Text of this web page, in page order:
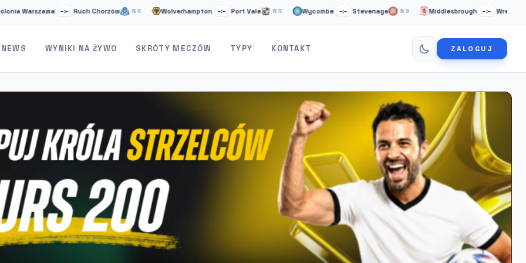
–:– Ruch Chorzów NS Wolverhampton –:– Port Vale NS Wycombe –:– Stevenage NS Middlesbrough –:– Wrexham
NEWS WYNIKI NA ŻYWO SKRÓTY MECZÓW TYPY KONTAKT ZALOGUJ